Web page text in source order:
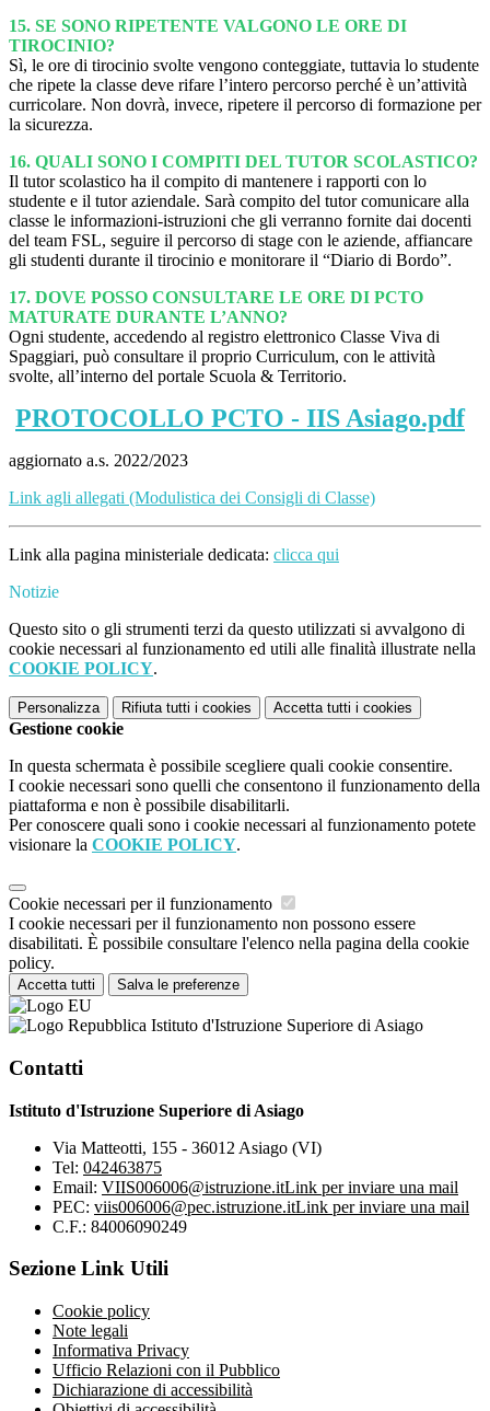
15. SE SONO RIPETENTE VALGONO LE ORE DI
TIROCINIO?
Sì, le ore di tirocinio svolte vengono conteggiate, tuttavia lo studente
che ripete la classe deve rifare l’intero percorso perché è un’attività
curricolare. Non dovrà, invece, ripetere il percorso di formazione per
la sicurezza.
16. QUALI SONO I COMPITI DEL TUTOR SCOLASTICO?
Il tutor scolastico ha il compito di mantenere i rapporti con lo
studente e il tutor aziendale. Sarà compito del tutor comunicare alla
classe le informazioni-istruzioni che gli verranno fornite dai docenti
del team FSL, seguire il percorso di stage con le aziende, affiancare
gli studenti durante il tirocinio e monitorare il “Diario di Bordo”.
17. DOVE POSSO CONSULTARE LE ORE DI PCTO
MATURATE DURANTE L’ANNO?
Ogni studente, accedendo al registro elettronico Classe Viva di
Spaggiari, può consultare il proprio Curriculum, con le attività
svolte, all’interno del portale Scuola & Territorio.
PROTOCOLLO PCTO - IIS Asiago.pdf
aggiornato a.s. 2022/2023
Link agli allegati (Modulistica dei Consigli di Classe)
Link alla pagina ministeriale dedicata: clicca qui
Notizie
Questo sito o gli strumenti terzi da questo utilizzati si avvalgono di
cookie necessari al funzionamento ed utili alle finalità illustrate nella
COOKIE POLICY.
Personalizza Rifiuta tutti i cookies Accetta tutti i cookies
Gestione cookie
In questa schermata è possibile scegliere quali cookie consentire.
I cookie necessari sono quelli che consentono il funzionamento della
piattaforma e non è possibile disabilitarli.
Per conoscere quali sono i cookie necessari al funzionamento potete
visionare la COOKIE POLICY.
Cookie necessari per il funzionamento
I cookie necessari per il funzionamento non possono essere
disabilitati. È possibile consultare l'elenco nella pagina della cookie
policy.
Accetta tutti Salva le preferenze
Istituto d'Istruzione Superiore di Asiago
Contatti
Istituto d'Istruzione Superiore di Asiago
Via Matteotti, 155 - 36012 Asiago (VI)
Tel: 042463875
Email: VIIS006006@istruzione.itLink per inviare una mail
PEC: viis006006@pec.istruzione.itLink per inviare una mail
C.F.: 84006090249
Sezione Link Utili
Cookie policy
Note legali
Informativa Privacy
Ufficio Relazioni con il Pubblico
Dichiarazione di accessibilità